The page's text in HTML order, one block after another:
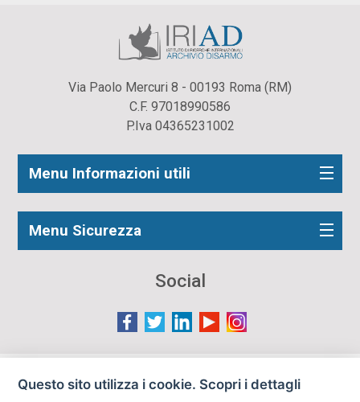
Via Paolo Mercuri 8 - 00193 Roma (RM)
C.F. 97018990586
P.Iva 04365231002
Menu Informazioni utili
Menu Sicurezza
Social
Le immagini presenti nel sito sono in parte reperite da
Questo sito utilizza i cookie. Scopri i dettagli